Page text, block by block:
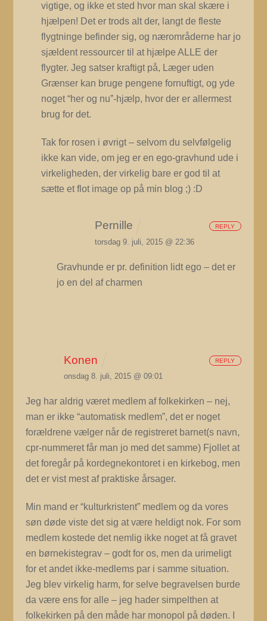
vigtige, og ikke et sted hvor man skal skære i
hjælpen! Det er trods alt der, langt de fleste
flygtninge befinder sig, og nærområderne har jo
sjældent ressourcer til at hjælpe ALLE der
flygter. Jeg satser kraftigt på, Læger uden
Grænser kan bruge pengene fornuftigt, og yde
noget “her og nu”-hjælp, hvor der er allermest
brug for det.
Tak for rosen i øvrigt – selvom du selvfølgelig
ikke kan vide, om jeg er en ego-gravhund ude i
virkeligheden, der virkelig bare er god til at
sætte et flot image op på min blog ;) :D
Pernille
torsdag 9. juli, 2015 @ 22:36
Gravhunde er pr. definition lidt ego – det er
jo en del af charmen
REPLY
Konen
onsdag 8. juli, 2015 @ 09:01
Jeg har aldrig været medlem af folkekirken – nej,
man er ikke “automatisk medlem”, det er noget
forældrene vælger når de registreret barnet(s navn,
cpr-nummeret får man jo med det samme) Fjollet at
det foregår på kordegnekontoret i en kirkebog, men
det er vist mest af praktiske årsager.
Min mand er “kulturkristent” medlem og da vores
søn døde viste det sig at være heldigt nok. For som
medlem kostede det nemlig ikke noget at få gravet
en børnekistegrav – godt for os, men da urimeligt
for et andet ikke-medlems par i samme situation.
Jeg blev virkelig harm, for selve begravelsen burde
da være ens for alle – jeg hader simpelthen at
folkekirken på den måde har monopol på døden. I
REPLY